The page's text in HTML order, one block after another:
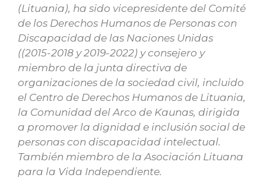
(Lituania), ha sido vicepresidente del Comité
de los Derechos Humanos de Personas con
Discapacidad de las Naciones Unidas
((2015-2018 y 2019-2022) y consejero y
miembro de la junta directiva de
organizaciones de la sociedad civil, incluido
el Centro de Derechos Humanos de Lituania,
la Comunidad del Arco de Kaunas, dirigida
a promover la dignidad e inclusión social de
personas con discapacidad intelectual.
También miembro de la Asociación Lituana
para la Vida Independiente.